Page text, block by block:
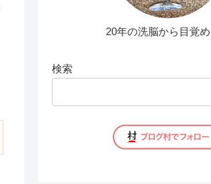
20年の洗脳から目覚
検索